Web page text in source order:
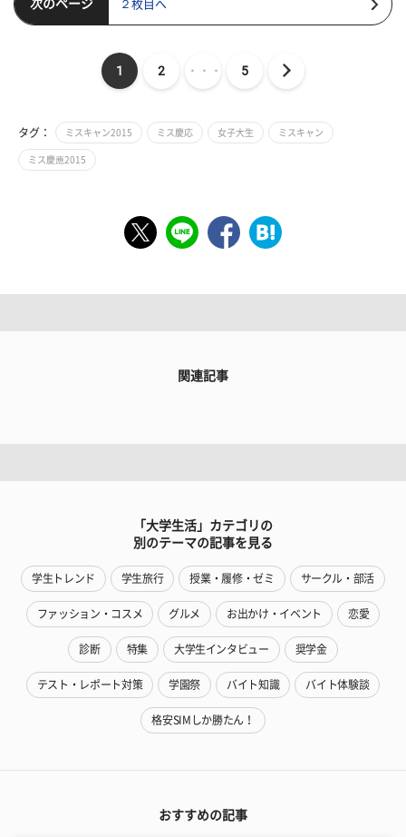
次のページ ２枚目へ
1 2 ・・・ 5
タグ： ミスキャン2015 ミス慶応 女子大生 ミスキャン
ミス慶應2015
関連記事
「大学生活」カテゴリの
別のテーマの記事を見る
学生トレンド 学生旅行 授業・履修・ゼミ サークル・部活
ファッション・コスメ グルメ お出かけ・イベント 恋愛
診断 特集 大学生インタビュー 奨学金
テスト・レポート対策 学園祭 バイト知識 バイト体験談
格安SIMしか勝たん！
おすすめの記事